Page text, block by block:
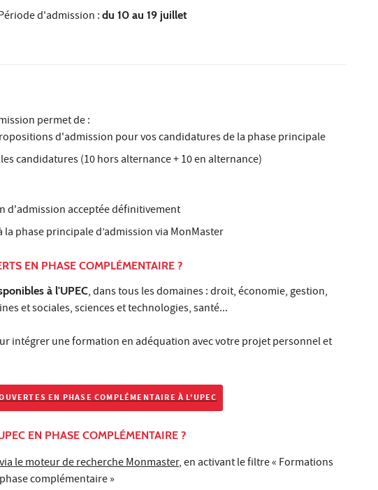
d'admission : du 10 au 19 juillet
permet de :
d'admission pour vos candidatures de la phase principale
candidatures (10 hors alternance + 10 en alternance)
d'admission acceptée définitivement
phase principale d’admission via MonMaster
EN PHASE COMPLÉMENTAIRE ?
à l'UPEC, dans tous les domaines : droit, économie, gestion,
et sociales, sciences et technologies, santé...
intégrer une formation en adéquation avec votre projet personnel et
EN PHASE COMPLÉMENTAIRE À L'UPEC
EN PHASE COMPLÉMENTAIRE ?
le moteur de recherche Monmaster, en activant le filtre « Formations
complémentaire »